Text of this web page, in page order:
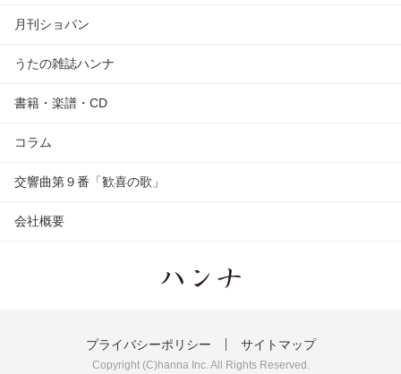
月刊ショパン
うたの雑誌ハンナ
書籍・楽譜・CD
コラム
交響曲第９番「歓喜の歌」
会社概要
プライバシーポリシー サイトマップ
Copyright (C)hanna Inc. All Rights Reserved.